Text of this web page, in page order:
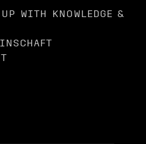
WITH KNOWLEDGE &